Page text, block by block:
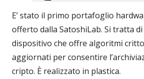
E’ stato il primo portafoglio
offerto dalla SatoshiLab. Si tratta
dispositivo che offre algoritmi
aggiornati per consentire
cripto. È realizzato in plastica.